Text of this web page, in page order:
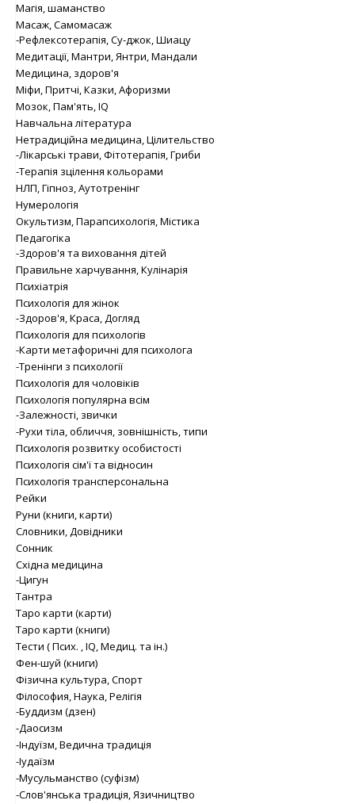
Магія, шаманство
Масаж, Самомасаж
-Рефлексотерапія, Су-джок, Шиацу
Медитації, Мантри, Янтри, Мандали
Медицина, здоров'я
Міфи, Притчі, Казки, Афоризми
Мозок, Пам'ять, IQ
Навчальна література
Нетрадиційна медицина, Цілительство
-Лікарські трави, Фітотерапія, Гриби
-Терапія зцілення кольорами
НЛП, Гіпноз, Аутотренінг
Нумерологія
Окультизм, Парапсихологія, Містика
Педагогіка
-Здоров'я та виховання дітей
Правильне харчування, Кулінарія
Психіатрія
Психологія для жінок
-Здоров'я, Краса, Догляд
Психологія для психологів
-Карти метафоричні для психолога
-Тренінги з психології
Психологія для чоловіків
Психологія популярна всім
-Залежності, звички
-Рухи тіла, обличчя, зовнішність, типи
Психологія розвитку особистості
Психологія сім'ї та відносин
Психологія трансперсональна
Рейки
Руни (книги, карти)
Словники, Довідники
Сонник
Східна медицина
-Цигун
Тантра
Таро карти (карти)
Таро карти (книги)
Тести ( Псих. , IQ, Медиц. та ін.)
Фен-шуй (книги)
Фізична культура, Спорт
Філософия, Наука, Релігія
-Буддизм (дзен)
-Даосизм
-Індуїзм, Ведична традиція
-Іудаїзм
-Мусульманство (суфізм)
-Слов'янська традиція, Язичництво